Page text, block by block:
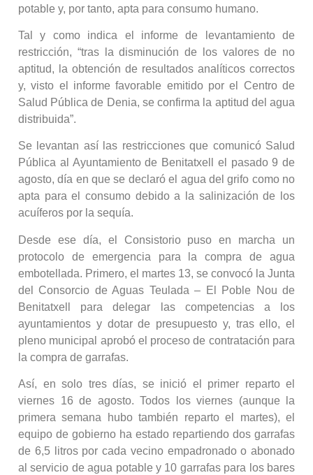
potable y, por tanto, apta para consumo humano.
Tal y como indica el informe de levantamiento de
restricción, “tras la disminución de los valores de no
aptitud, la obtención de resultados analíticos correctos
y, visto el informe favorable emitido por el Centro de
Salud Pública de Denia, se confirma la aptitud del agua
distribuida”.
Se levantan así las restricciones que comunicó Salud
Pública al Ayuntamiento de Benitatxell el pasado 9 de
agosto, día en que se declaró el agua del grifo como no
apta para el consumo debido a la salinización de los
acuíferos por la sequía.
Desde ese día, el Consistorio puso en marcha un
protocolo de emergencia para la compra de agua
embotellada. Primero, el martes 13, se convocó la Junta
del Consorcio de Aguas Teulada – El Poble Nou de
Benitatxell para delegar las competencias a los
ayuntamientos y dotar de presupuesto y, tras ello, el
pleno municipal aprobó el proceso de contratación para
la compra de garrafas.
Así, en solo tres días, se inició el primer reparto el
viernes 16 de agosto. Todos los viernes (aunque la
primera semana hubo también reparto el martes), el
equipo de gobierno ha estado repartiendo dos garrafas
de 6,5 litros por cada vecino empadronado o abonado
al servicio de agua potable y 10 garrafas para los bares